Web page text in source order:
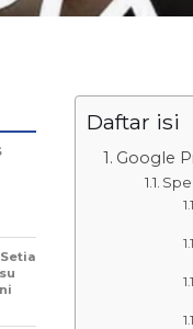
Daftar isi
Google